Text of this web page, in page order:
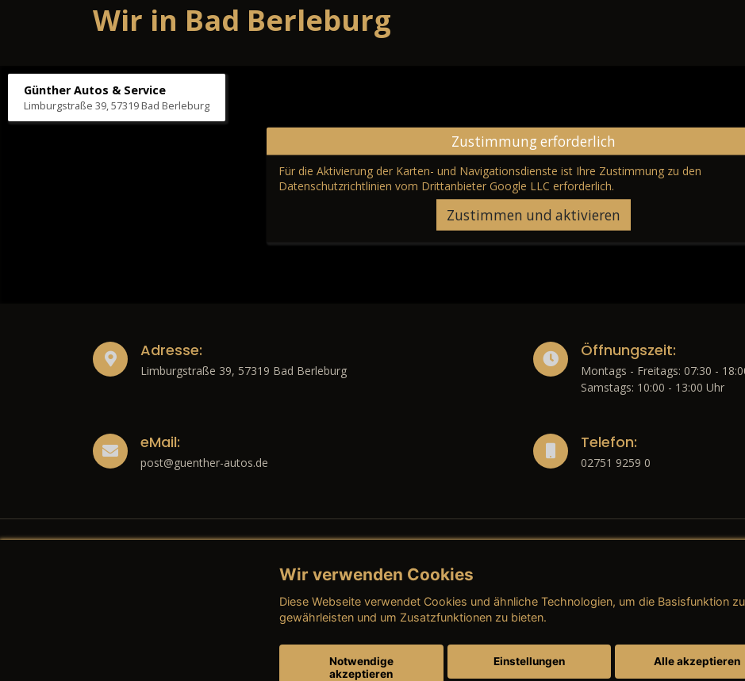
Wir in Bad Berleburg
Günther Autos & Service
Limburgstraße 39, 57319 Bad Berleburg
Zustimmung erforderlich
Für die Aktivierung der Karten- und Navigationsdienste ist Ihre Zustimmung zu den
Datenschutzrichtlinien vom Drittanbieter Google LLC erforderlich.
Zustimmen und aktivieren
Adresse:
Limburgstraße 39, 57319 Bad Berleburg
Öffnungszeit:
Montags - Freitags: 07:30 -
Samstags: 10:00 - 13:00 Uhr
eMail:
post@guenther-autos.de
Telefon:
02751 9259 0
Rechtliches
→ Impressum
→ AGB (Neuwagen)
→ AGB
Wir verwenden Cookies
Diese Webseite verwendet Cookies und ähnliche Technologien, um die Basisfunktion zu
gewährleisten und um Zusatzfunktionen zu bieten.
Notwendige
akzeptieren
Einstellungen Alle akzeptieren